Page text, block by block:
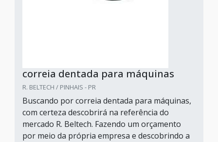
correia dentada para máquinas
R. BELTECH / PINHAIS - PR
Buscando por correia dentada para máquinas,
com certeza descobrirá na referência do
mercado R. Beltech. Fazendo um orçamento
por meio da própria empresa e descobrindo a